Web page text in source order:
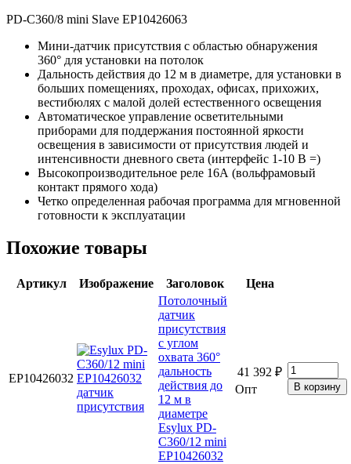
PD-C360/8 mini Slave EP10426063
Мини-датчик присутствия с областью обнаружения
360° для установки на потолок
Дальность действия до 12 м в диаметре, для установки в
больших помещениях, проходах, офисах, прихожих,
вестибюлях с малой долей естественного освещения
Автоматическое управление осветительными
приборами для поддержания постоянной яркости
освещения в зависимости от присутствия людей и
интенсивности дневного света (интерфейс 1-10 В =)
Высокопроизводительное реле 16А (вольфрамовый
контакт прямого хода)
Четко определенная рабочая программа для мгновенной
готовности к эксплуатации
Похожие товары
Артикул Изображение Заголовок Цена
EP10426032
Потолочный
датчик
присутствия
с углом
охвата 360°
дальность
действия до
12 м в
диаметре
Esylux PD-
C360/12 mini
EP10426032
41 392 ₽
Опт